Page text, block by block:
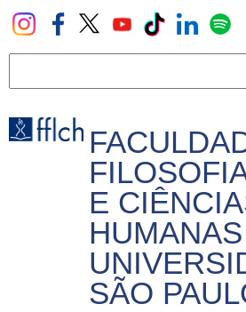
Pular
para
principal
E
HUMANAS
SÃO